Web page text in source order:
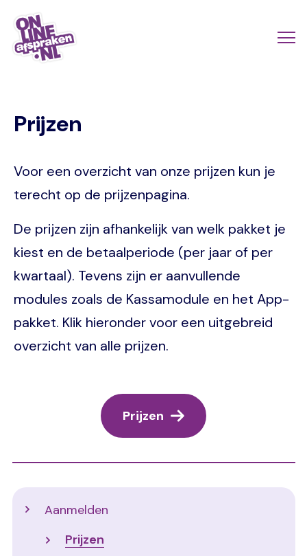
Naar
hoofdinhoud
Prijzen
Voor een overzicht van onze prijzen kun je
terecht op de prijzenpagina.
De prijzen zijn afhankelijk van welk pakket je
kiest en de betaalperiode (per jaar of per
kwartaal). Tevens zijn er aanvullende
modules zoals de Kassamodule en het App-
pakket. Klik hieronder voor een uitgebreid
overzicht van alle prijzen.
Prijzen
Aanmelden
Prijzen